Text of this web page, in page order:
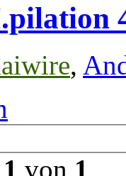
,
1 von 1